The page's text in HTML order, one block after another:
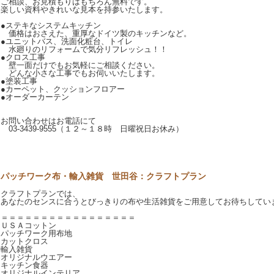
楽しい資料やきれいな見本を持参いたします。
●ステキなシステムキッチン
価格はおさえた、重厚なドイツ製のキッチンなど。
●ユニットバス、洗面化粧台、トイレ
水廻りのリフォームで気分リフレッシュ！！
●クロス工事
壁一面だけでもお気軽にご相談ください。
どんな小さな工事でもお伺いいたします。
●塗装工事
●カーペット、クッションフロアー
●オーダーカーテン
お問い合わせはお電話にて
03-3439-9555（１２～１８時 日曜祝日お休み）
パッチワーク布・輸入雑貨 世田谷：クラフトプラン
クラフトプランでは、
あなたのセンスに合うとびっきりの布や生活雑貨をご用意してお待ちしてい
＝＝＝＝＝＝＝＝＝＝＝＝＝＝＝＝＝
ＵＳＡコットン
パッチワーク用布地
カットクロス
輸入雑貨
オリジナルウエアー
キッチン食器